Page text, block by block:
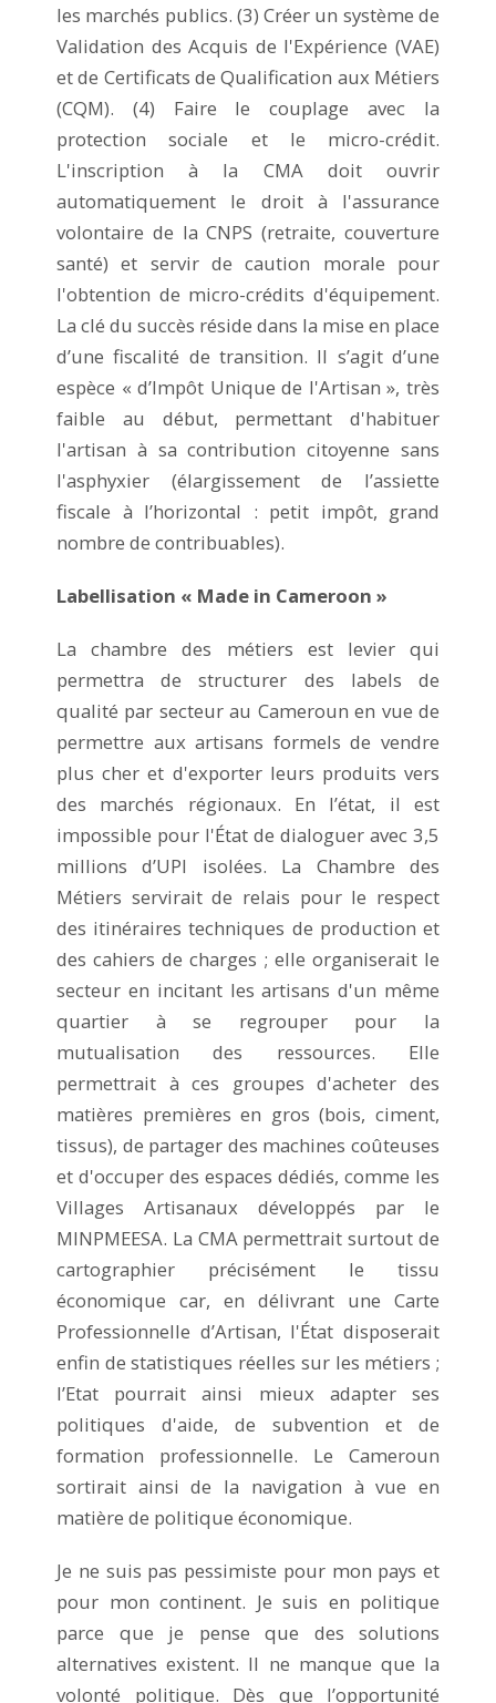
les marchés publics. (3) Créer un système de
Validation des Acquis de l'Expérience (VAE)
et de Certificats de Qualification aux Métiers
(CQM). (4) Faire le couplage avec la
protection sociale et le micro-crédit.
L'inscription à la CMA doit ouvrir
automatiquement le droit à l'assurance
volontaire de la CNPS (retraite, couverture
santé) et servir de caution morale pour
l'obtention de micro-crédits d'équipement.
La clé du succès réside dans la mise en place
d’une fiscalité de transition. Il s’agit d’une
espèce « d’Impôt Unique de l'Artisan », très
faible au début, permettant d'habituer
l'artisan à sa contribution citoyenne sans
l'asphyxier (élargissement de l’assiette
fiscale à l’horizontal : petit impôt, grand
nombre de contribuables).
Labellisation « Made in Cameroon »
La chambre des métiers est levier qui
permettra de structurer des labels de
qualité par secteur au Cameroun en vue de
permettre aux artisans formels de vendre
plus cher et d'exporter leurs produits vers
des marchés régionaux. En l’état, il est
impossible pour l'État de dialoguer avec 3,5
millions d’UPI isolées. La Chambre des
Métiers servirait de relais pour le respect
des itinéraires techniques de production et
des cahiers de charges ; elle organiserait le
secteur en incitant les artisans d'un même
quartier à se regrouper pour la
mutualisation des ressources. Elle
permettrait à ces groupes d'acheter des
matières premières en gros (bois, ciment,
tissus), de partager des machines coûteuses
et d'occuper des espaces dédiés, comme les
Villages Artisanaux développés par le
MINPMEESA. La CMA permettrait surtout de
cartographier précisément le tissu
économique car, en délivrant une Carte
Professionnelle d’Artisan, l'État disposerait
enfin de statistiques réelles sur les métiers ;
l’Etat pourrait ainsi mieux adapter ses
politiques d'aide, de subvention et de
formation professionnelle. Le Cameroun
sortirait ainsi de la navigation à vue en
matière de politique économique.
Je ne suis pas pessimiste pour mon pays et
pour mon continent. Je suis en politique
parce que je pense que des solutions
alternatives existent. Il ne manque que la
volonté politique. Dès que l’opportunité